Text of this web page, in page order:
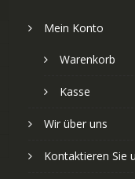
Mein Konto
Warenkorb
Kasse
Wir über uns
Kontaktieren Sie